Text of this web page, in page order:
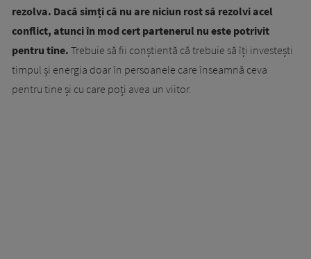
rezolva. Dacă simți că nu are niciun rost să rezolvi acel
conflict, atunci în mod cert partenerul nu este potrivit
pentru tine. Trebuie să fii conștientă că trebuie să îți investești
timpul și energia doar în persoanele care înseamnă ceva
pentru tine și cu care poți avea un viitor.